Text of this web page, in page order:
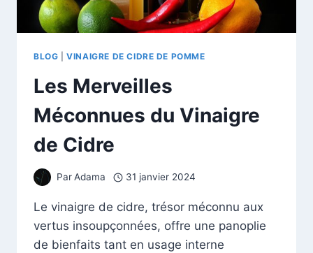
BLOG |VINAIGRE DE CIDRE DE POMME
Les Merveilles
Méconnues du Vinaigre
de Cidre
ParAdama 31 janvier 2024
Le vinaigre de cidre, trésor méconnu aux
vertus insoupçonnées, offre une panoplie
de bienfaits tant en usage interne